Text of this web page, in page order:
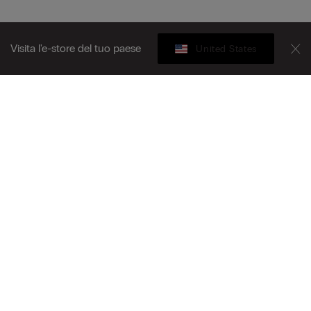
Visita l'e-store del tuo paese United States